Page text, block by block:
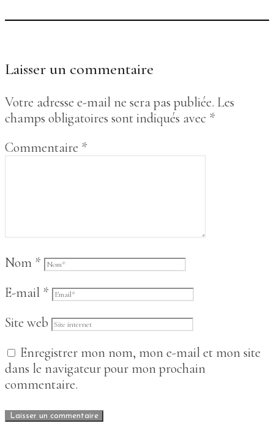
Laisser un commentaire
Votre adresse e-mail ne sera pas publiée. Les
champs obligatoires sont indiqués avec *
Commentaire *
Nom *
E-mail *
Site web
Enregistrer mon nom, mon e-mail et mon site
dans le navigateur pour mon prochain
commentaire.